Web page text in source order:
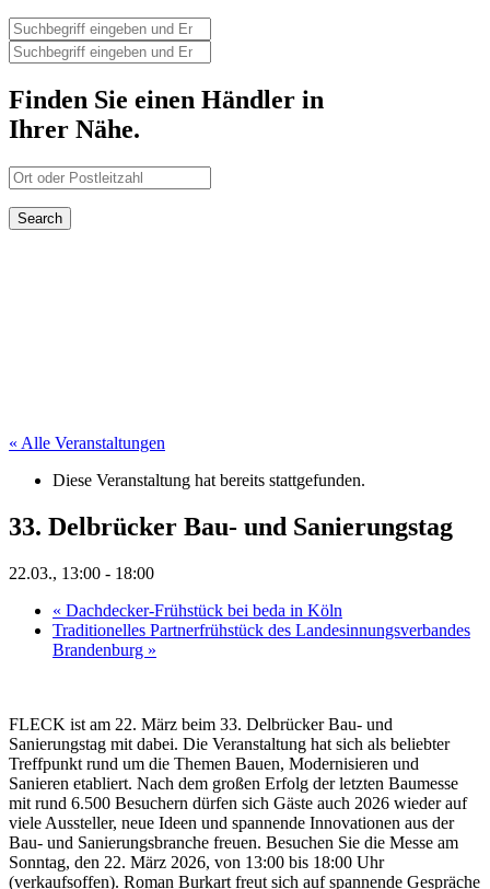
Finden Sie einen Händler in
Ihrer Nähe.
« Alle Veranstaltungen
Diese Veranstaltung hat bereits stattgefunden.
33. Delbrücker Bau- und Sanierungstag
22.03., 13:00 - 18:00
« Dachdecker-Frühstück bei beda in Köln
Traditionelles Partnerfrühstück des Landesinnungsverbandes
Brandenburg »
FLECK ist am 22. März beim 33. Delbrücker Bau- und
Sanierungstag mit dabei. Die Veranstaltung hat sich als beliebter
Treffpunkt rund um die Themen Bauen, Modernisieren und
Sanieren etabliert. Nach dem großen Erfolg der letzten Baumesse
mit rund 6.500 Besuchern dürfen sich Gäste auch 2026 wieder auf
viele Aussteller, neue Ideen und spannende Innovationen aus der
Bau- und Sanierungsbranche freuen. Besuchen Sie die Messe am
Sonntag, den 22. März 2026, von 13:00 bis 18:00 Uhr
(verkaufsoffen). Roman Burkart freut sich auf spannende Gespräche